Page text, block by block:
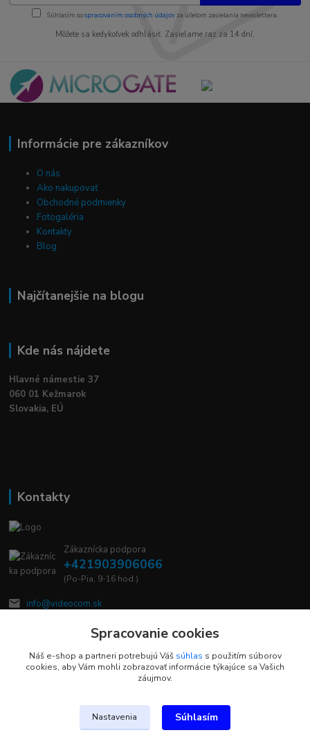
Súhlasím sospracovaním osobných údajov za účelom zasielania newslettera.
Môžete sa kedykoľvek odhlásiť. Zasielame raz za 14 dní.
Informácie pre zákazníkov
O nás
Ako nakupovať
Obchodné podmienky
Fotogaléria
Kontakty
Blog
Najčítanejšie na blogu
Kde nás nájdete
Hlavné námestie 37
060 01 Kežmarok
Slovakia, EÚ
Kontakty
Zákaznícka podpora
+421903906066
(Po-Pia, 9-16 hod.)
info@videocom.sk
Upravit sběr cookies.
Spracovanie cookies
Náš e-shop a partneri potrebujú Váš súhlas s použitím súborov
cookies, aby Vám mohli zobrazovať informácie týkajúce sa Vašich
záujmov.
Nastavenia Súhlasím